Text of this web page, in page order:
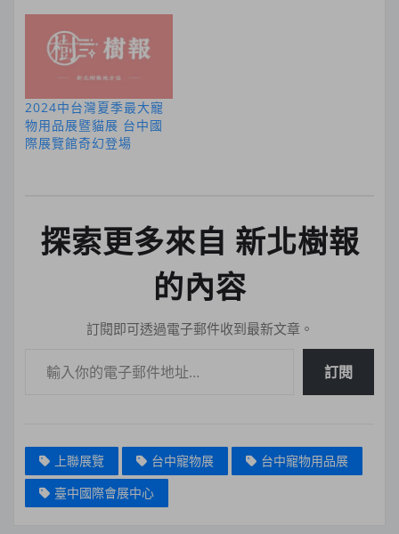
2024中台灣夏季最大寵
物用品展暨貓展 台中國
際展覽館奇幻登場
探索更多來自 新北樹報
的內容
訂閱即可透過電子郵件收到最新文章。
訂閱
上聯展覽 台中寵物展
台中寵物用品展
臺中國際會展中心